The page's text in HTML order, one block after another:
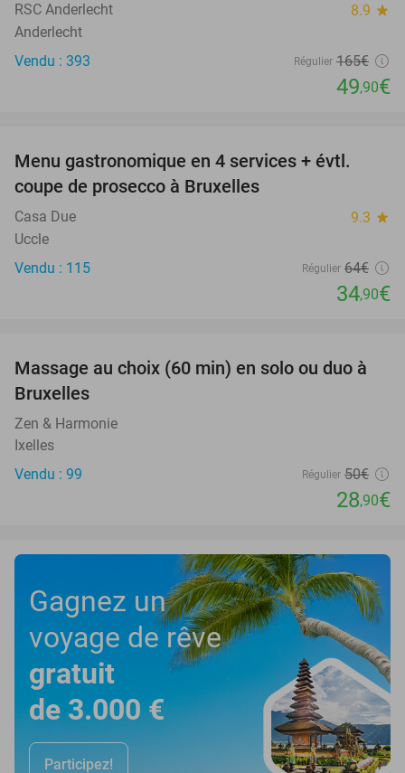
RSC Anderlecht 8.9 star
Anderlecht
Vendu : 393
Régulier 165€
49,90€
Menu gastronomique en 4 services + évtl.
coupe de prosecco à Bruxelles
Casa Due 9.3 star
Uccle
Vendu : 115
Régulier 64€
34,90€
42%
Massage au choix (60 min) en solo ou duo à
Bruxelles
Zen & Harmonie
Ixelles
Vendu : 99
Régulier 50€
28,90€
Gagnez un
voyage de rêve
gratuit
de 3.000 €
Participez!